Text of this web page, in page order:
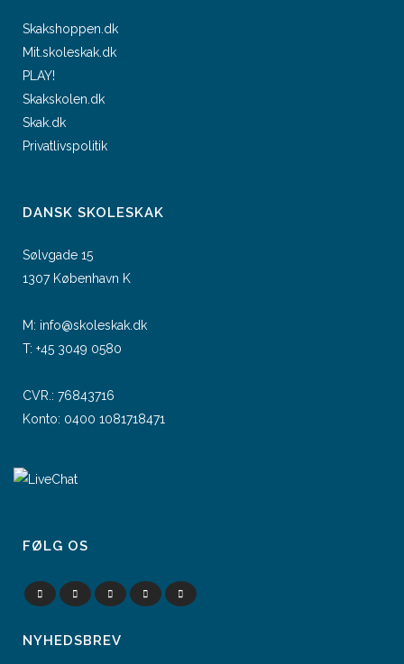
Skakshoppen.dk
Mit.skoleskak.dk
PLAY!
Skakskolen.dk
Skak.dk
Privatlivspolitik
DANSK SKOLESKAK
Sølvgade 15
1307 København K
M: info@skoleskak.dk
T: +45 3049 0580
CVR.: 76843716
Konto: 0400 1081718471
FØLG OS
NYHEDSBREV